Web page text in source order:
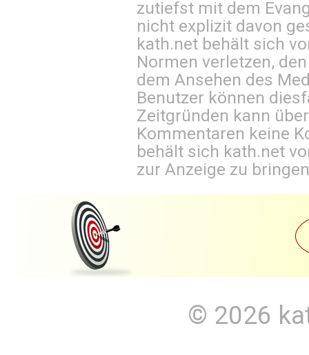
zutiefst mit dem
nicht explizit davon
kath.net behält sich
Normen verletzen,
dem Ansehen des
Benutzer können
Zeitgründen kann
Kommentaren keine
behält sich kath.net
zur Anzeige zu
© 2026